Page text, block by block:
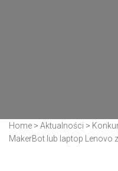
Home > Aktualności >
MakerBot lub laptop Lenovo z